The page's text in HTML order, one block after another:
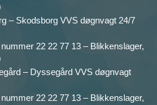
– Skodsborg VVS døgnvagt 24/7
22 22 77 13 – Blikkenslager,
– Dyssegård VVS døgnvagt
22 22 77 13 – Blikkenslager,